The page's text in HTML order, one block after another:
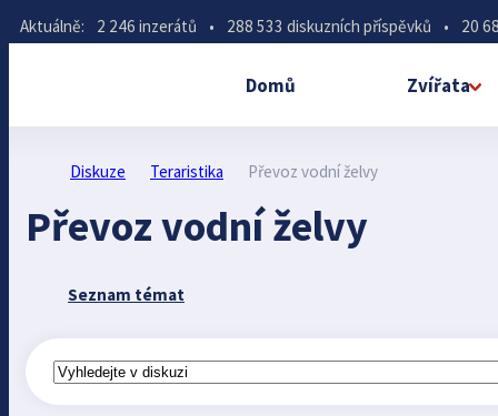
Aktuálně: 2 246 inzerátů • 288 533 diskuzních příspěvků • 20
Domů Zvířata
Diskuze Teraristika Převoz vodní želvy
Převoz vodní želvy
Seznam témat